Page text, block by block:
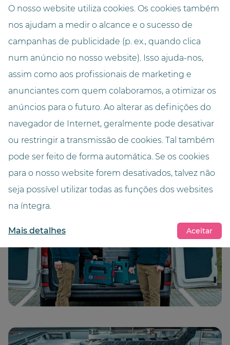
Serviço
Não só para a manutenção regular do seu robô
farmacêutico GOLLMANN, mas também em caso de
emergência, os nossos técnicos de serviço estão
rede nacional de centros de serviços.
O nosso website utiliza cookies. Os cookies também
nos ajudam a medir o alcance e o sucesso de
campanhas de publicidade (p. ex., quando clica
num anúncio no nosso website). Isso ajuda-nos,
assim como aos profissionais de marketing e
anunciantes com quem colaboramos, a otimizar os
anúncios para o futuro. Ao alterar as definições do
navegador de Internet, geralmente pode desativar
ou restringir a transmissão de cookies. Tal também
pode ser feito de forma automática. Se os cookies
para o nosso website forem desativados, talvez não
seja possível utilizar todas as funções dos websites
na íntegra.
Mais detalhes Aceitar